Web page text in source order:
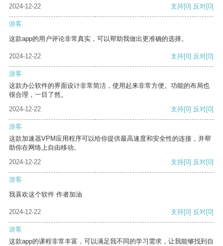
2024-12-22
支持[0] 反对[0]
游客
这款app的用户评论非常真实，可以帮助我做出更准确的选择。
2024-12-22 支持[0] 反对[0]
游客
这款办公软件的界面设计非常简洁，使用起来非常方便。功能的布局也
很合理，一目了然。
2024-12-22
支持[0] 反对[0]
游客
这款加速器VPM应用程序可以给你提供最高速度和安全性的连接，并帮
助你在网络上自由移动。
2024-12-22
支持[0] 反对[0]
游客
我喜欢这个软件 作者加油
2024-12-22 支持[0] 反对[0]
游客
这款app的课程非常丰富，可以满足我不同的学习需求，让我能够找到自